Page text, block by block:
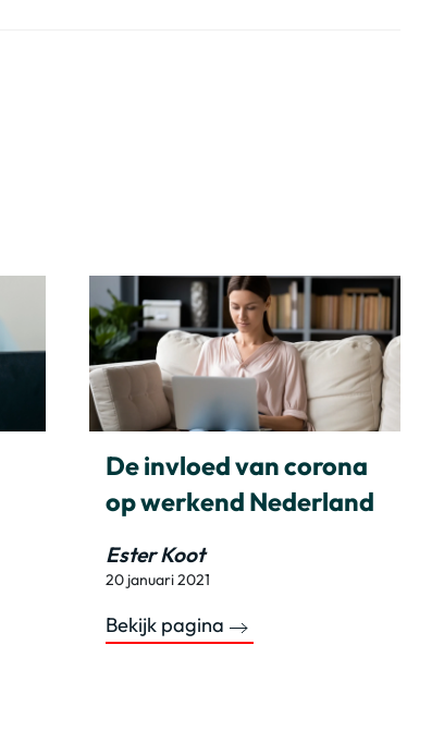
De invloed van corona
op werkend Nederland
Ester Koot
20 januari 2021
Bekijk pagina